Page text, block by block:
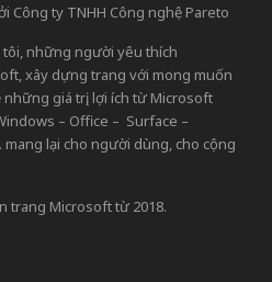
Công ty TNHH Công nghệ Pareto
tôi, những người yêu thích
xây dựng trang với mong muốn
những giá trị, lợi ích từ Microsoft
– Office – Surface –
lại cho người dùng, cho cộng
trang Microsoft từ 2018.